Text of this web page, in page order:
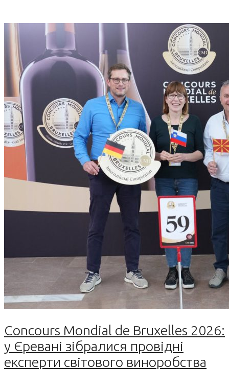
Concours Mondial de Bruxelles 2026:
у Єревані зібралися провідні
експерти світового виноробства